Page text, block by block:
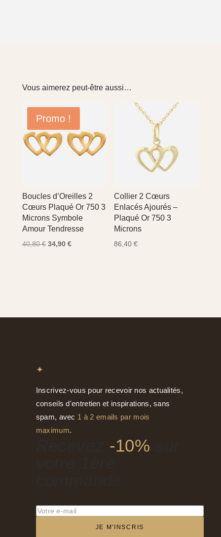
Vous aimerez peut-être aussi…
Promo !
Boucles d’Oreilles 2
Cœurs Plaqué Or 750 3
Microns Symbole
Amour Tendresse
40,80€ Le
34,90 €Le
Collier 2 Cœurs
Enlacés Ajourés –
Plaqué Or 750 3
Microns
86,40€
✦
Inscrivez-vous pour recevoir nos actualités,
conseils d'entretien et inspirations, sans
spam, avec 1 à 2 emails par mois
maximum.
-10%
JE M'INSCRIS